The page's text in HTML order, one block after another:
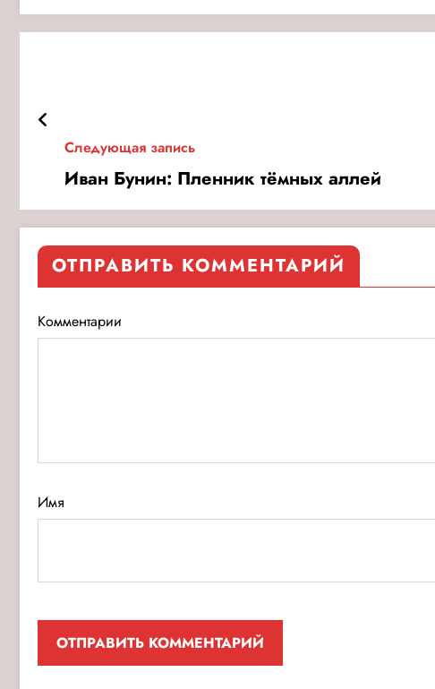
Следующая запись
Иван Бунин: Пленник тёмных аллей
ОТПРАВИТЬ КОММЕНТАРИЙ
Комментарии
Имя